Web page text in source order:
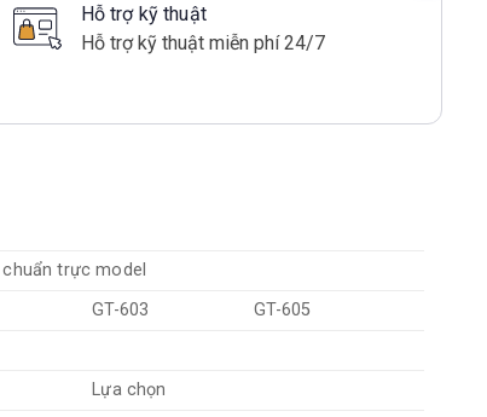
Hỗ trợ kỹ thuật
Hỗ trợ kỹ thuật miễn phí 24/7
trực model
GT-603
GT-605
Lựa chọn